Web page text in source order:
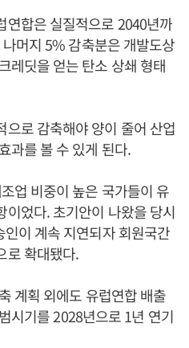
연합은 실질적으로 2040년까
머지 5% 감축분은 개발도상
레딧을 얻는 탄소 상쇄 형태
로 감축해야 양이 줄어 산업
과를 볼 수 있게 된다.
업 비중이 높은 국가들이 유
었다. 초기안이 나왔을 당시
이 계속 지연되자 회원국간
로 확대됐다.
계획 외에도 유럽연합 배출
시기를 2028년으로 1년 연기